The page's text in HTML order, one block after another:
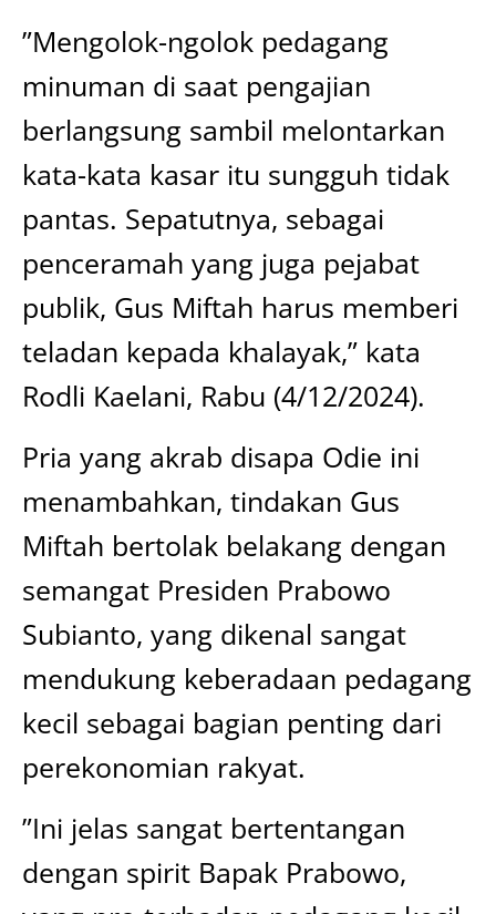
”Mengolok-ngolok pedagang
minuman di saat pengajian
berlangsung sambil melontarkan
kata-kata kasar itu sungguh tidak
pantas. Sepatutnya, sebagai
penceramah yang juga pejabat
publik, Gus Miftah harus memberi
teladan kepada khalayak,” kata
Rodli Kaelani, Rabu (4/12/2024).
Pria yang akrab disapa Odie ini
menambahkan, tindakan Gus
Miftah bertolak belakang dengan
semangat Presiden Prabowo
Subianto, yang dikenal sangat
mendukung keberadaan pedagang
kecil sebagai bagian penting dari
perekonomian rakyat.
”Ini jelas sangat bertentangan
dengan spirit Bapak Prabowo,